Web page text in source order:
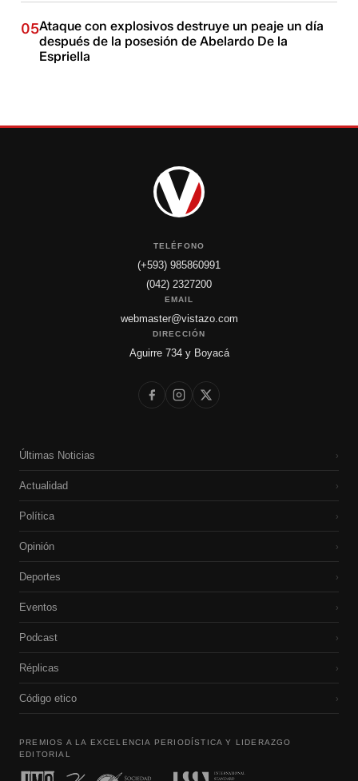
05Ataque con explosivos destruye un peaje un día
después de la posesión de Abelardo De la
Espriella
TELÉFONO
(+593) 985860991
(042) 2327200
EMAIL
webmaster@vistazo.com
DIRECCIÓN
Aguirre 734 y Boyacá
Últimas Noticias ›
Actualidad ›
Política ›
Opinión ›
Deportes ›
Eventos ›
Podcast ›
Réplicas ›
Código etico ›
PREMIOS A LA EXCELENCIA PERIODÍSTICA Y LIDERAZGO
EDITORIAL